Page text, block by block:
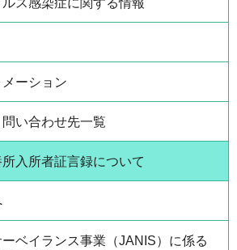
ス感染症に関する情報
ーション
い合わせ先一覧
入所者証言録について
ベイランス事業（JANIS）に係る